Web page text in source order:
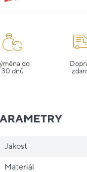
do
30 dnů
Jakost
Materiál